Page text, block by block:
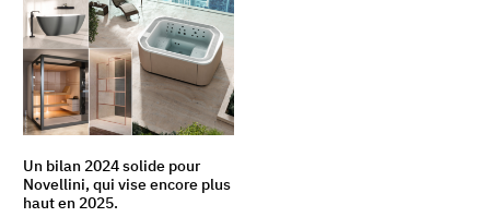
Un bilan 2024 solide pour
Novellini, qui vise encore plus
haut en 2025.